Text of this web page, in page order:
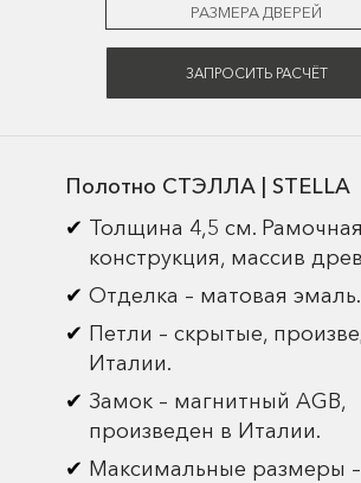
РАЗМЕРА ДВЕРЕЙ
ЗАПРОСИТЬ РАСЧЁТ
Полотно СТЭЛЛА | STELLA
Толщина 4,5 см. Рамочная
конструкция, массив
Отделка – матовая эмаль.
Петли – скрытые,
Италии.
Замок – магнитный AGB,
произведен в Италии.
Максимальные размеры